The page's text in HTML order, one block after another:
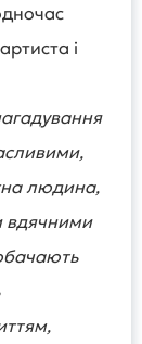
і
людина,
вдячними